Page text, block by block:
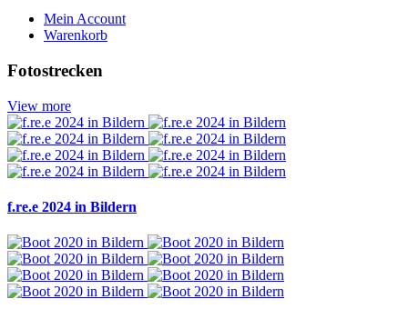
Mein Account
Warenkorb
Fotostrecken
View more
f.re.e 2024 in Bildern